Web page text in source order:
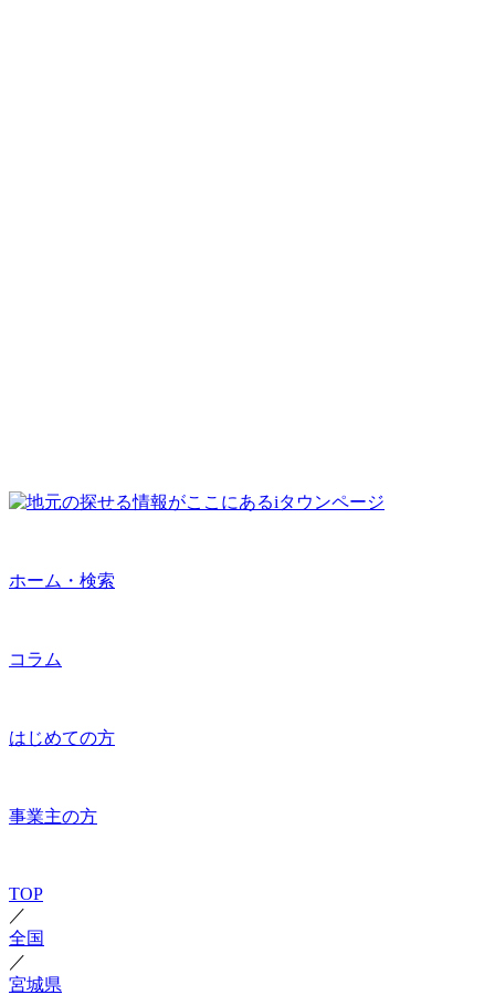
ホーム・検索
コラム
はじめての方
事業主の方
TOP
／
全国
／
宮城県